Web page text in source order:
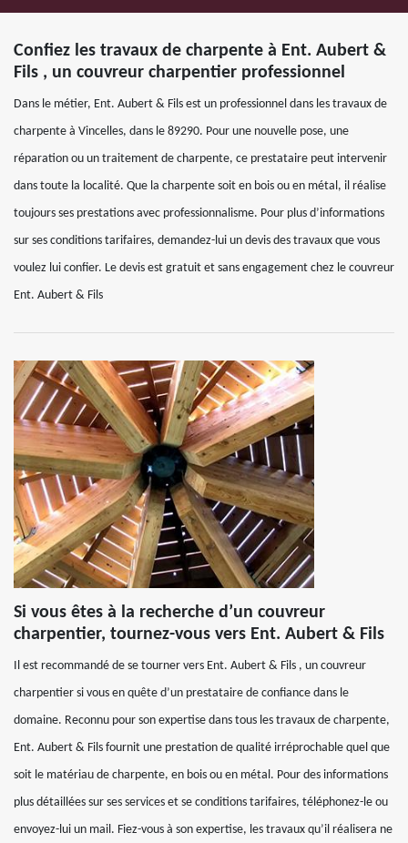
Confiez les travaux de charpente à Ent. Aubert &
Fils , un couvreur charpentier professionnel
Dans le métier, Ent. Aubert & Fils est un professionnel dans les travaux de
charpente à Vincelles, dans le 89290. Pour une nouvelle pose, une
réparation ou un traitement de charpente, ce prestataire peut intervenir
dans toute la localité. Que la charpente soit en bois ou en métal, il réalise
toujours ses prestations avec professionnalisme. Pour plus d’informations
sur ses conditions tarifaires, demandez-lui un devis des travaux que vous
voulez lui confier. Le devis est gratuit et sans engagement chez le couvreur
Ent. Aubert & Fils
Si vous êtes à la recherche d’un couvreur
charpentier, tournez-vous vers Ent. Aubert & Fils
Il est recommandé de se tourner vers Ent. Aubert & Fils , un couvreur
charpentier si vous en quête d’un prestataire de confiance dans le
domaine. Reconnu pour son expertise dans tous les travaux de charpente,
Ent. Aubert & Fils fournit une prestation de qualité irréprochable quel que
soit le matériau de charpente, en bois ou en métal. Pour des informations
plus détaillées sur ses services et se conditions tarifaires, téléphonez-le ou
envoyez-lui un mail. Fiez-vous à son expertise, les travaux qu’il réalisera ne